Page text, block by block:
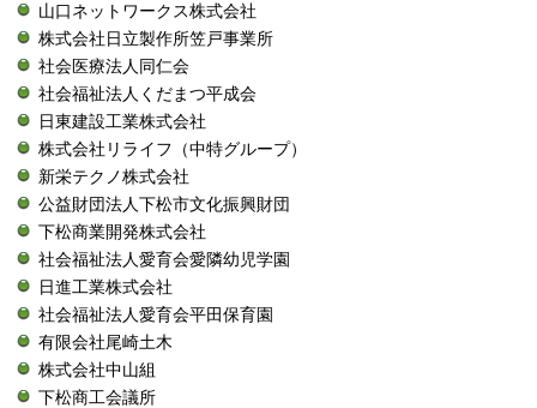
山口ネットワークス株式会社
株式会社日立製作所笠戸事業所
社会医療法人同仁会
社会福祉法人くだまつ平成会
日東建設工業株式会社
株式会社リライフ（中特グループ）
新栄テクノ株式会社
公益財団法人下松市文化振興財団
下松商業開発株式会社
社会福祉法人愛育会愛隣幼児学園
日進工業株式会社
社会福祉法人愛育会平田保育園
有限会社尾崎土木
株式会社中山組
下松商工会議所